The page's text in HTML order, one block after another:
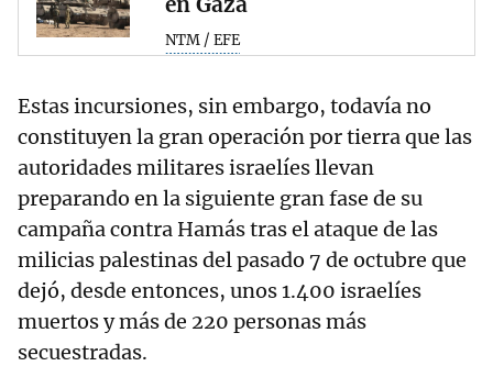
NTM / EFE
Estas incursiones, sin embargo, todavía no
constituyen la gran operación por tierra que las
autoridades militares israelíes llevan
preparando en la siguiente gran fase de su
campaña contra Hamás tras el ataque de las
milicias palestinas del pasado 7 de octubre que
dejó, desde entonces, unos 1.400 israelíes
muertos y más de 220 personas más
secuestradas.